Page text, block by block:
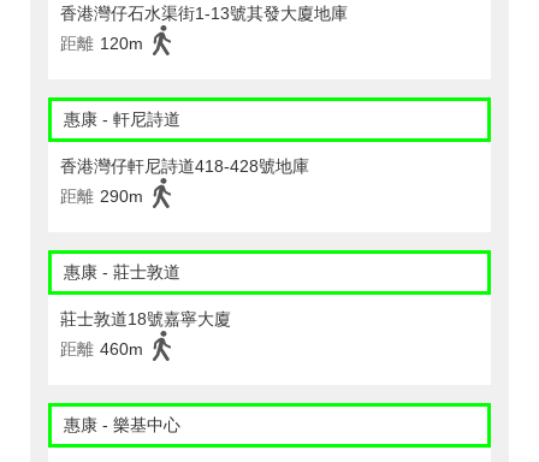
香港灣仔石水渠街1-13號其發大廈地庫
距離 120m
惠康 - 軒尼詩道
香港灣仔軒尼詩道418-428號地庫
距離 290m
惠康 - 莊士敦道
莊士敦道18號嘉寧大廈
距離 460m
惠康 - 樂基中心